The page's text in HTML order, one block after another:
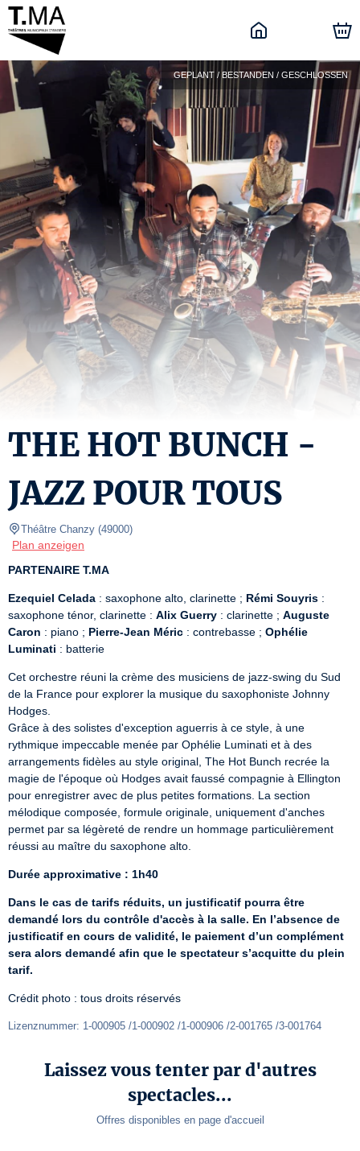
GEPLANT / BESTANDEN / GESCHLOSSEN
THE HOT BUNCH -
JAZZ POUR TOUS
Théâtre Chanzy (49000)
Plan anzeigen
PARTENAIRE T.MA
Ezequiel Celada : saxophone alto, clarinette ; Rémi Souyris :
saxophone ténor, clarinette : Alix Guerry : clarinette ; Auguste
Caron : piano ; Pierre-Jean Méric : contrebasse ; Ophélie
Luminati : batterie
Cet orchestre réuni la crème des musiciens de jazz-swing du Sud
de la France pour explorer la musique du saxophoniste Johnny
Hodges.
Grâce à des solistes d'exception aguerris à ce style, à une
rythmique impeccable menée par Ophélie Luminati et à des
arrangements fidèles au style original, The Hot Bunch recrée la
magie de l'époque où Hodges avait faussé compagnie à Ellington
pour enregistrer avec de plus petites formations. La section
mélodique composée, formule originale, uniquement d'anches
permet par sa légèreté de rendre un hommage particulièrement
réussi au maître du saxophone alto.
Durée approximative : 1h40
Dans le cas de tarifs réduits, un justificatif pourra être
demandé lors du contrôle d'accès à la salle. En l’absence de
justificatif en cours de validité, le paiement d’un complément
sera alors demandé afin que le spectateur s’acquitte du plein
tarif.
Crédit photo : tous droits réservés
Lizenznummer: 1-000905 /1-000902 /1-000906 /2-001765 /3-001764
Laissez vous tenter par d'autres
spectacles...
Offres disponibles en page d'accueil